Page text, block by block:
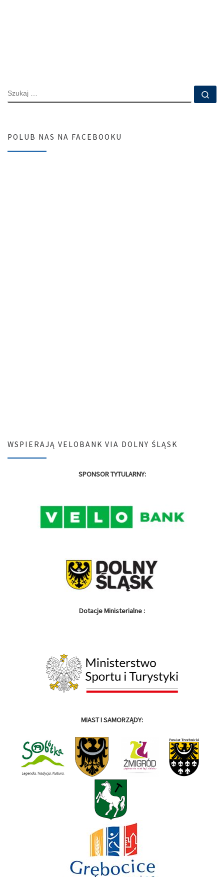
SZUKAJ
POLUB NAS NA FACEBOOKU
WSPIERAJĄ VELOBANK VIA DOLNY ŚLĄSK
SPONSOR TYTULARNY:
Dotacje Ministerialne :
MIAST I SAMORZĄDY: